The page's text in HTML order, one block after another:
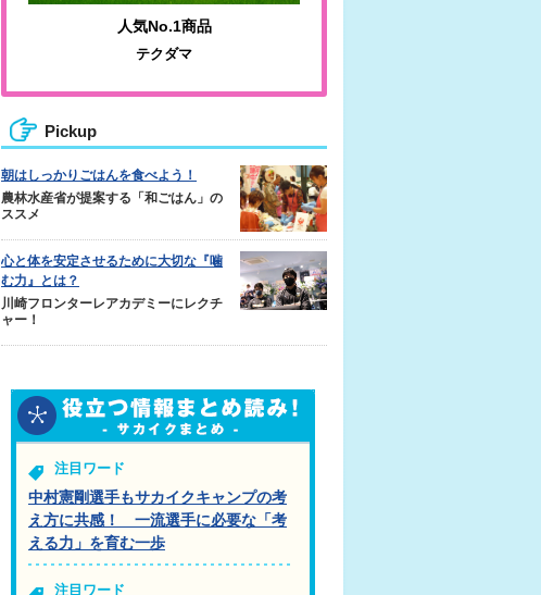
人気No.1商品
テクダマ
Pickup
朝はしっかりごはんを食べよう！
農林水産省が提案する「和ごはん」の
ススメ
心と体を安定させるために大切な『噛
む力』とは？
川崎フロンターレアカデミーにレクチ
ャー！
注目ワード
中村憲剛選手もサカイクキャンプの考
え方に共感！ 一流選手に必要な「考
える力」を育む一歩
注目ワード